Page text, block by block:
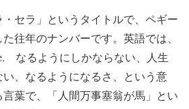
セラ」というタイトルで、ペギー
往年のナンバーです。英語では、
なるようにしかならない、人生
、なるようになるさ、という意
葉で、「人間万事塞翁が馬」とい